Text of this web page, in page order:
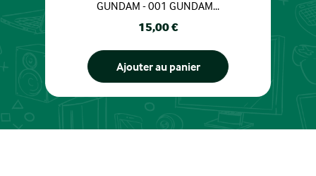
GUNDAM - 001 GUNDAM...
Prix
15,00 €
Ajouter au panier